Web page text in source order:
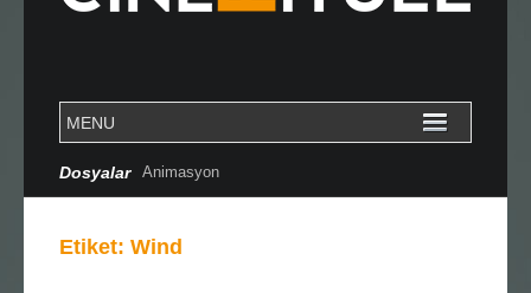
Dosyalar Animasyon
Etiket: Wind